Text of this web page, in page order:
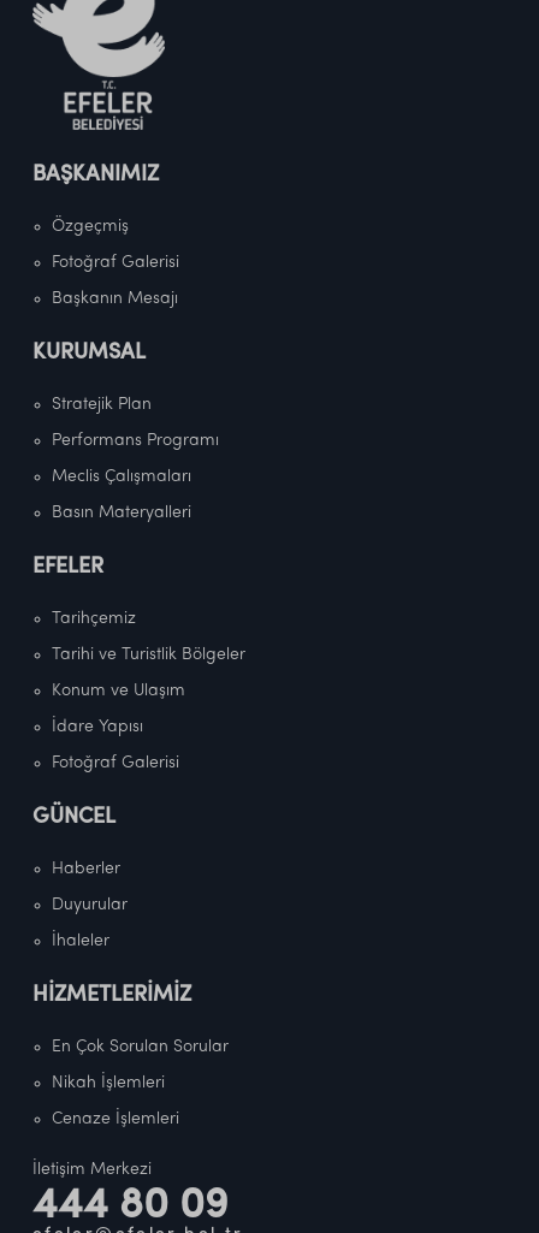
BAŞKANIMIZ
Özgeçmiş
Fotoğraf Galerisi
Başkanın Mesajı
KURUMSAL
Stratejik Plan
Performans Programı
Meclis Çalışmaları
Basın Materyalleri
EFELER
Tarihçemiz
Tarihi ve Turistlik Bölgeler
Konum ve Ulaşım
İdare Yapısı
Fotoğraf Galerisi
GÜNCEL
Haberler
Duyurular
İhaleler
HİZMETLERİMİZ
En Çok Sorulan Sorular
Nikah İşlemleri
Cenaze İşlemleri
İletişim Merkezi
444 80 09